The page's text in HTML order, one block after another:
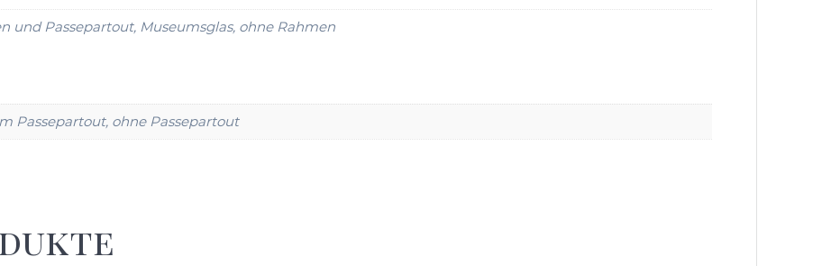
und Passepartout, Museumsglas, ohne Rahmen
Passepartout, ohne Passepartout